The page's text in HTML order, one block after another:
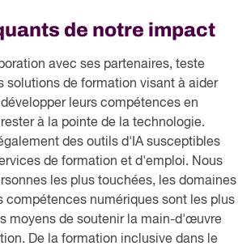
de notre impact
avec ses partenaires, teste
solutions de formation visant à aider
leurs compétences en
à la pointe de la technologie.
des outils d'IA susceptibles
de formation et d'emploi. Nous
les plus touchées, les domaines
compétences numériques sont les plus
moyens de soutenir la main-d'œuvre
De la formation inclusive dans le